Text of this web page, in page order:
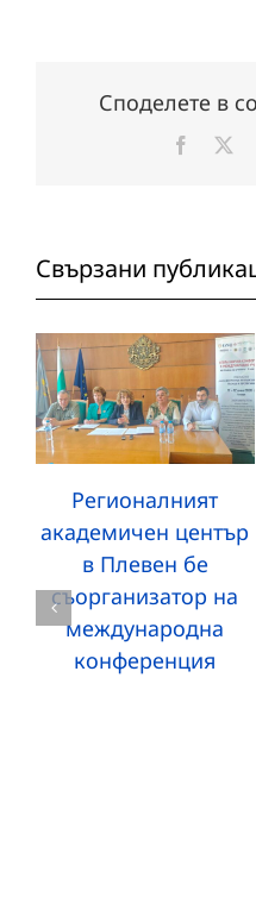
Споделете в
Свързани
Регионалният
академичен център
в Плевен бе
съорганизатор на
международна
конференция